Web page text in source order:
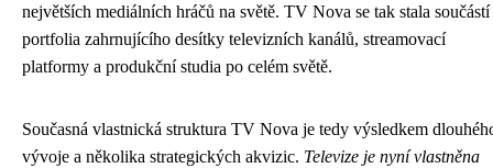
největších mediálních hráčů na světě. TV Nova se tak stala součástí
portfolia zahrnujícího desítky televizních kanálů, streamovací
platformy a produkční studia po celém světě.
Současná vlastnická struktura TV Nova je tedy výsledkem
vývoje a několika strategických akvizic. Televize je nyní vlastněna